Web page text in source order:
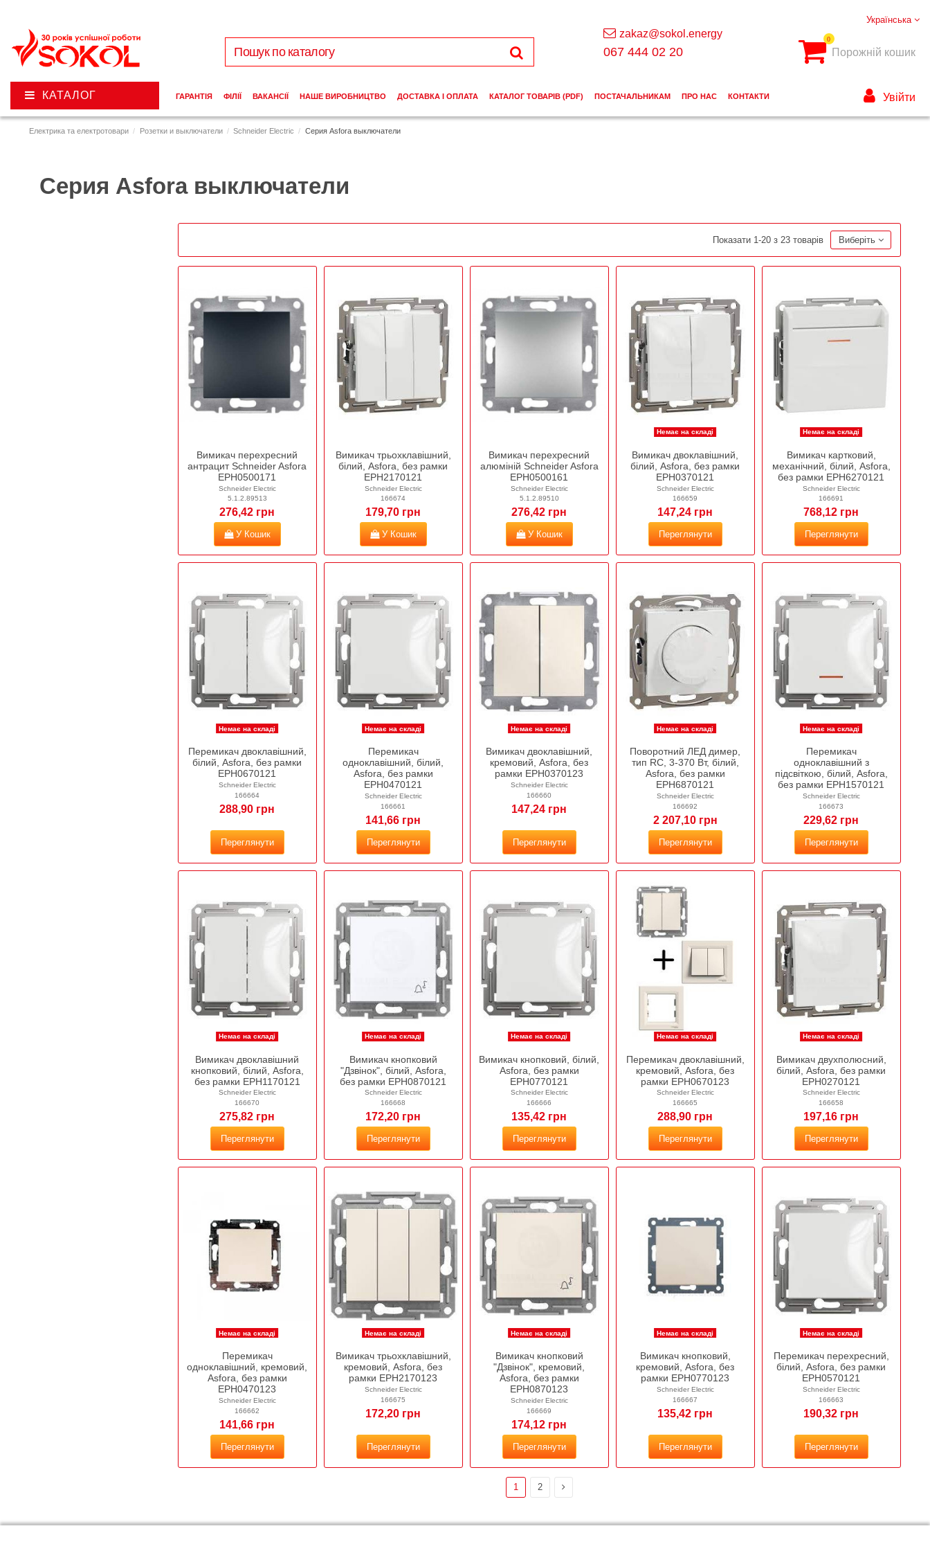
Електрика та електротовари Розетки и выключатели Schneider Electric Серия Asfora выключатели
Серия Asfora выключатели
Показати 1-20 з 23 товарів Виберіть
Вимикач перехресний
антрацит Schneider Asfora
EPH0500171
Schneider Electric
5.1.2.89513
276,42 грн
У Кошик
Вимикач трьохклавішний,
білий, Asfora, без рамки
EPH2170121
Schneider Electric
166674
179,70 грн
У Кошик
Вимикач перехресний
алюміній Schneider Asfora
EPH0500161
Schneider Electric
5.1.2.89510
276,42 грн
У Кошик
Немає на складі
Вимикач двоклавішний,
білий, Asfora, без рамки
EPH0370121
Schneider Electric
166659
147,24 грн
Переглянути
Немає на складі
Вимикач картковий,
механічний, білий, Asfora,
без рамки EPH6270121
Schneider Electric
166691
768,12 грн
Переглянути
Немає на складі
Перемикач двоклавішний,
білий, Asfora, без рамки
EPH0670121
Schneider Electric
166664
288,90 грн
Переглянути
Немає на складі
Перемикач
одноклавішний, білий,
Asfora, без рамки
EPH0470121
Schneider Electric
166661
141,66 грн
Переглянути
Немає на складі
Вимикач двоклавішний,
кремовий, Asfora, без
рамки EPH0370123
Schneider Electric
166660
147,24 грн
Переглянути
Немає на складі
Поворотний ЛЕД димер,
тип RC, 3-370 Вт, білий,
Asfora, без рамки
EPH6870121
Schneider Electric
166692
2 207,10 грн
Переглянути
Немає на складі
Перемикач
одноклавішний з
підсвіткою, білий, Asfora,
без рамки EPH1570121
Schneider Electric
166673
229,62 грн
Переглянути
Немає на складі
Вимикач двоклавішний
кнопковий, білий, Asfora,
без рамки EPH1170121
Schneider Electric
166670
275,82 грн
Переглянути
Немає на складі
Вимикач кнопковий
"Дзвінок", білий, Asfora,
без рамки EPH0870121
Schneider Electric
166668
172,20 грн
Переглянути
Немає на складі
Вимикач кнопковий, білий,
Asfora, без рамки
EPH0770121
Schneider Electric
166666
135,42 грн
Переглянути
Немає на складі
Перемикач двоклавішний,
кремовий, Asfora, без
рамки EPH0670123
Schneider Electric
166665
288,90 грн
Переглянути
Немає на складі
Вимикач двухполюсний,
білий, Asfora, без рамки
EPH0270121
Schneider Electric
166658
197,16 грн
Переглянути
Немає на складі
Перемикач
одноклавішний, кремовий,
Asfora, без рамки
EPH0470123
Schneider Electric
166662
141,66 грн
Переглянути
Немає на складі
Вимикач трьохклавішний,
кремовий, Asfora, без
рамки EPH2170123
Schneider Electric
166675
172,20 грн
Переглянути
Немає на складі
Вимикач кнопковий
"Дзвінок", кремовий,
Asfora, без рамки
EPH0870123
Schneider Electric
166669
174,12 грн
Переглянути
Немає на складі
Вимикач кнопковий,
кремовий, Asfora, без
рамки EPH0770123
Schneider Electric
166667
135,42 грн
Переглянути
Немає на складі
Перемикач перехресний,
білий, Asfora, без рамки
EPH0570121
Schneider Electric
166663
190,32 грн
Переглянути
1 2
Українська
zakaz@sokol.energy
067 444 02 20
0
Порожній кошик
КАТАЛОГ ГАРАНТІЯ ФІЛІЇ ВАКАНСІЇ НАШЕ ВИРОБНИЦТВО ДОСТАВКА І ОПЛАТА КАТАЛОГ ТОВАРІВ (PDF) ПОСТАЧАЛЬНИКАМ ПРО НАС КОНТАКТИ Увійти